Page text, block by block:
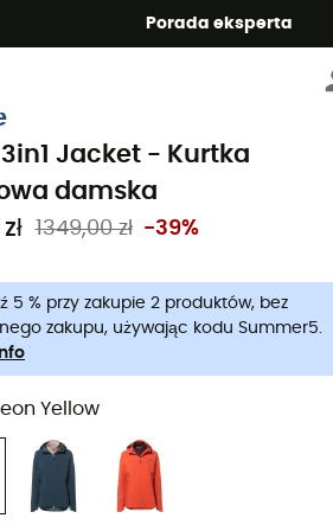
Porada eksperta
Kurtki rowerowe damskie
Jacket - Kurtka
damska
1349,00 zł -39%
5 % przy zakupie 2 produktów, bez
zakupu, używając kodu Summer5.
Yellow